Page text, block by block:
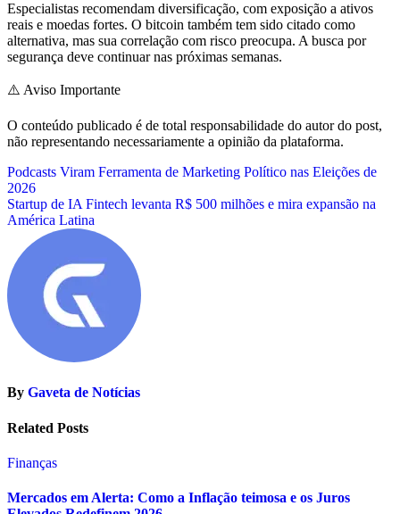
Especialistas recomendam diversificação, com exposição a ativos
reais e moedas fortes. O bitcoin também tem sido citado como
alternativa, mas sua correlação com risco preocupa. A busca por
segurança deve continuar nas próximas semanas.
⚠️ Aviso Importante
O conteúdo publicado é de total responsabilidade do autor do post,
não representando necessariamente a opinião da plataforma.
Navegação
de
Post
Podcasts Viram Ferramenta de Marketing Político nas Eleições de
2026
Startup de IA Fintech levanta R$ 500 milhões e mira expansão na
América Latina
By Gaveta de Notícias
Related Posts
Finanças
Mercados em Alerta: Como a Inflação teimosa e os Juros